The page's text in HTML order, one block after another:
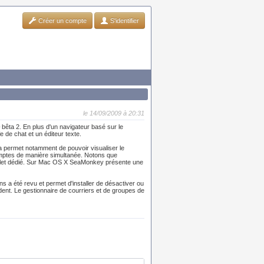
Créer un compte S'identifier
le 14/09/2009 à 20:31
2. En plus d'un navigateur basé sur le
de chat et un éditeur texte.
notamment de pouvoir visualiser le
de manière simultanée. Notons que
dédié. Sur Mac OS X SeaMonkey présente une
a été revu et permet d'installer de désactiver ou
Le gestionnaire de courriers et de groupes de